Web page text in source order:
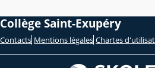
Collège Saint-Exupéry
Contacts Mentions légales Chartes